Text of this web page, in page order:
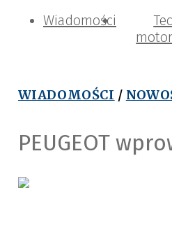
Wiadomości
WIADOMOŚCI /
PEUGEOT